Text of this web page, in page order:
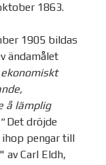
1863.
1905 bildas
ändamålet
å lämplig
Det dröjde
pengar till
av Carl Eldh,